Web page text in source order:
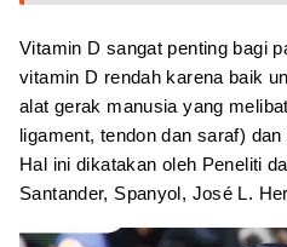
Vitamin D sangat penting bagi
vitamin D rendah karena baik
alat gerak manusia yang
ligament, tendon dan saraf)
Hal ini dikatakan oleh Peneliti
Santander, Spanyol, José L.